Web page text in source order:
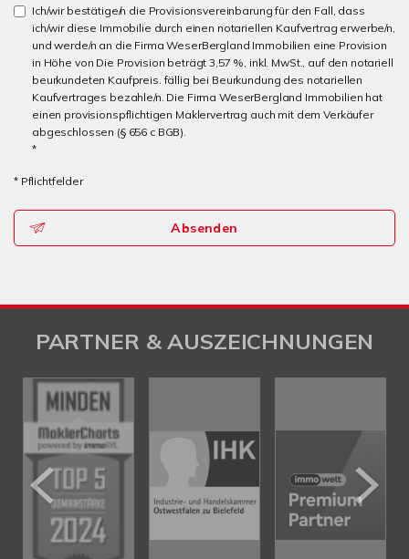
Ich/wir bestätige/n die Provisionsvereinbarung für den Fall, dass
ich/wir diese Immobilie durch einen notariellen Kaufvertrag erwerbe/n,
und werde/n an die Firma WeserBergland Immobilien eine Provision
in Höhe von Die Provision beträgt 3,57 %, inkl. MwSt., auf den notariell
beurkundeten Kaufpreis. fällig bei Beurkundung des notariellen
Kaufvertrages bezahle/n. Die Firma WeserBergland Immobilien hat
einen provisionspflichtigen Maklervertrag auch mit dem Verkäufer
abgeschlossen (§ 656 c BGB).
*
* Pflichtfelder
Absenden
PARTNER & AUSZEICHNUNGEN